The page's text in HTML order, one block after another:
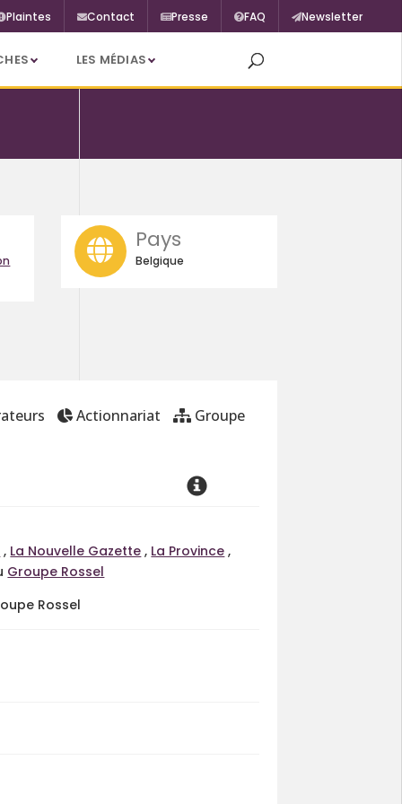
Plaintes Contact Presse FAQ Newsletter
LES MÉDIAS
Pays
Belgique
Actionnariat Groupe
, La Nouvelle Gazette , La Province ,
Groupe Rossel
Rossel